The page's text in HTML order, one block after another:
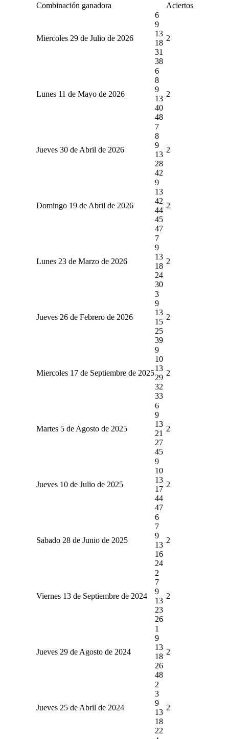
Combinación ganadora Aciertos
Miercoles 29 de Julio de 2026
6
9
13
18
31
38
2
Lunes 11 de Mayo de 2026
6
8
9
13
40
48
2
Jueves 30 de Abril de 2026
7
8
9
13
28
42
2
Domingo 19 de Abril de 2026
9
13
42
44
45
47
2
Lunes 23 de Marzo de 2026
7
9
13
18
24
30
2
Jueves 26 de Febrero de 2026
3
9
13
15
25
39
2
Miercoles 17 de Septiembre de 2025
9
10
13
29
32
33
2
Martes 5 de Agosto de 2025
6
9
13
21
27
45
2
Jueves 10 de Julio de 2025
9
10
13
17
44
47
2
Sabado 28 de Junio de 2025
6
7
9
13
16
24
2
Viernes 13 de Septiembre de 2024
2
7
9
13
23
26
2
Jueves 29 de Agosto de 2024
1
9
13
18
26
48
2
Jueves 25 de Abril de 2024
2
3
9
13
18
22
2